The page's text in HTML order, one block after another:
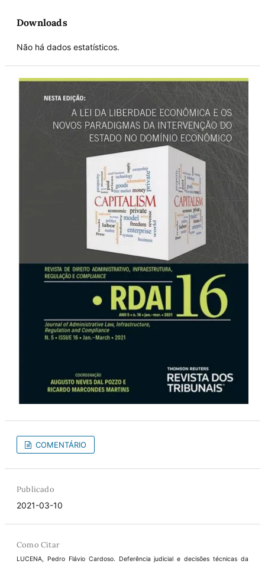
Downloads
Não há dados estatísticos.
COMENTÁRIO
Publicado
2021-03-10
Como Citar
LUCENA, Pedro Flávio Cardoso. Deferência judicial e decisões técnicas da